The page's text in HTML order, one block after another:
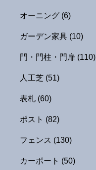
オーニング (6)
ガーデン家具 (10)
門・門柱・門扉 (110)
人工芝 (51)
表札 (60)
ポスト (82)
フェンス (130)
カーポート (50)